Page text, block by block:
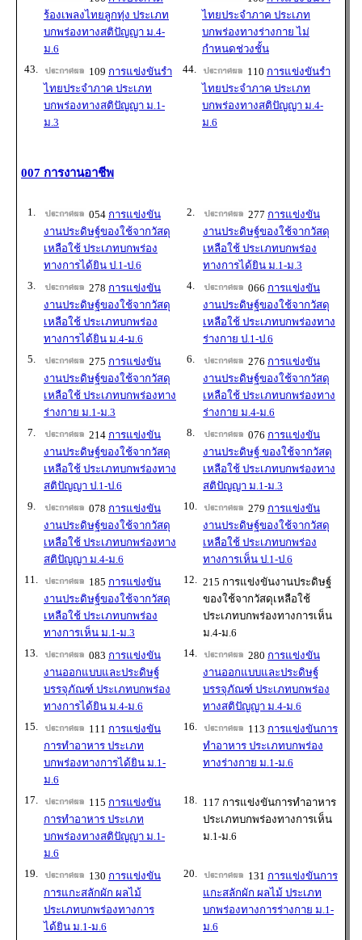
ร้องเพลงไทยลูกทุ่ง ประเภท
บกพร่องทางสติปัญญา ม.4-
ม.6
ไทยประจำภาค ประเภท
บกพร่องทางร่างกาย ไม่
กำหนดช่วงชั้น
43.
109 การแข่งขันรำ
ไทยประจำภาค ประเภท
บกพร่องทางสติปัญญา ม.1-
ม.3
44. 110 การแข่งขันรำ
ไทยประจำภาค ประเภท
บกพร่องทางสติปัญญา ม.4-
ม.6
007 การงานอาชีพ
1. 054 การแข่งขัน
งานประดิษฐ์ของใช้จากวัสดุ
เหลือใช้ ประเภทบกพร่อง
ทางการได้ยิน ป.1-ป.6
2. 277 การแข่งขัน
งานประดิษฐ์ของใช้จากวัสดุ
เหลือใช้ ประเภทบกพร่อง
ทางการได้ยิน ม.1-ม.3
3.
278 การแข่งขัน
งานประดิษฐ์ของใช้จากวัสดุ
เหลือใช้ ประเภทบกพร่อง
ทางการได้ยิน ม.4-ม.6
4. 066 การแข่งขัน
งานประดิษฐ์ของใช้จากวัสดุ
เหลือใช้ ประเภทบกพร่องทาง
ร่างกาย ป.1-ป.6
5.
275 การแข่งขัน
งานประดิษฐ์ของใช้จากวัสดุ
เหลือใช้ ประเภทบกพร่องทาง
ร่างกาย ม.1-ม.3
6. 276 การแข่งขัน
งานประดิษฐ์ของใช้จากวัสดุ
เหลือใช้ ประเภทบกพร่องทาง
ร่างกาย ม.4-ม.6
7.
214 การแข่งขัน
งานประดิษฐ์ของใช้จากวัสดุ
เหลือใช้ ประเภทบกพร่องทาง
สติปัญญา ป.1-ป.6
8. 076 การแข่งขัน
งานประดิษฐ์ ของใช้จากวัสดุ
เหลือใช้ ประเภทบกพร่องทาง
สติปัญญา ม.1-ม.3
9.
078 การแข่งขัน
งานประดิษฐ์ของใช้จากวัสดุ
เหลือใช้ ประเภทบกพร่องทาง
สติปัญญา ม.4-ม.6
10. 279 การแข่งขัน
งานประดิษฐ์ของใช้จากวัสดุ
เหลือใช้ ประเภทบกพร่อง
ทางการเห็น ป.1-ป.6
11.
185 การแข่งขัน
งานประดิษฐ์ของใช้จากวัสดุ
เหลือใช้ ประเภทบกพร่อง
ทางการเห็น ม.1-ม.3
12. 215 การแข่งขันงานประดิษฐ์
ของใช้จากวัสดุเหลือใช้
ประเภทบกพร่องทางการเห็น
ม.4-ม.6
13.
083 การแข่งขัน
งานออกแบบและประดิษฐ์
บรรจุภัณฑ์ ประเภทบกพร่อง
ทางการได้ยิน ม.4-ม.6
14. 280 การแข่งขัน
งานออกแบบและประดิษฐ์
บรรจุภัณฑ์ ประเภทบกพร่อง
ทางสติปัญญา ม.4-ม.6
15.
111 การแข่งขัน
การทำอาหาร ประเภท
บกพร่องทางการได้ยิน ม.1-
ม.6
16. 113 การแข่งขันการ
ทำอาหาร ประเภทบกพร่อง
ทางร่างกาย ม.1-ม.6
17. 115 การแข่งขัน
การทำอาหาร ประเภท
บกพร่องทางสติปัญญา ม.1-
ม.6
18. 117 การแข่งขันการทำอาหาร
ประเภทบกพร่องทางการเห็น
ม.1-ม.6
19. 130 การแข่งขัน
การแกะสลักผัก ผลไม้
ประเภทบกพร่องทางการ
ได้ยิน ม.1-ม.6
20. 131 การแข่งขันการ
แกะสลักผัก ผลไม้ ประเภท
บกพร่องทางการร่างกาย ม.1-
ม.6